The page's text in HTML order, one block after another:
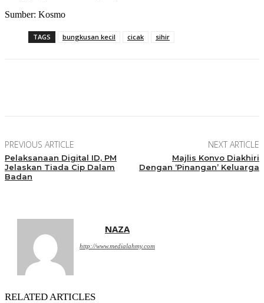
Sumber: Kosmo
TAGS bungkusan kecil cicak sihir
PREVIOUS ARTICLE
Pelaksanaan Digital ID, PM
Jelaskan Tiada Cip Dalam
Badan
NEXT ARTICLE
Majlis Konvo Diakhiri
Dengan ‘Pinangan’ Keluarga
NAZA
http://www.medialahmy.com
RELATED ARTICLES